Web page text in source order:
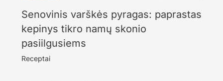
Senovinis varškės pyragas: paprastas
kepinys tikro namų skonio
pasiilgusiems
Receptai